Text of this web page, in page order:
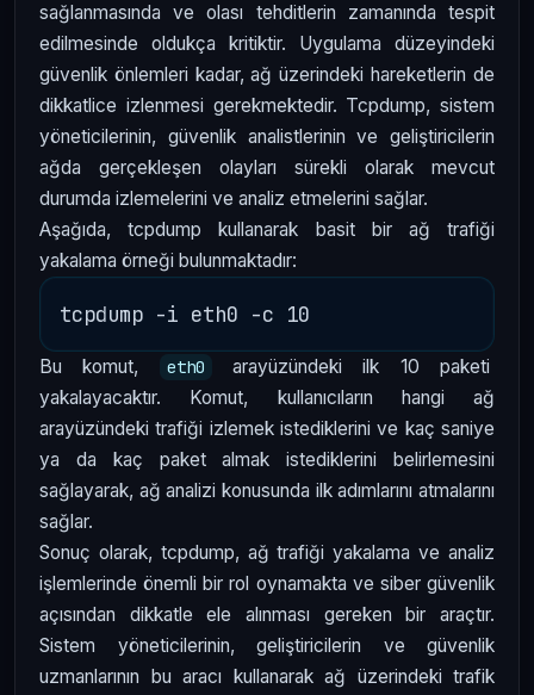
sağlanmasında ve olası tehditlerin zamanında tespit
edilmesinde oldukça kritiktir. Uygulama düzeyindeki
güvenlik önlemleri kadar, ağ üzerindeki hareketlerin de
dikkatlice izlenmesi gerekmektedir. Tcpdump, sistem
yöneticilerinin, güvenlik analistlerinin ve geliştiricilerin
ağda gerçekleşen olayları sürekli olarak mevcut
durumda izlemelerini ve analiz etmelerini sağlar.
Aşağıda, tcpdump kullanarak basit bir ağ trafiği
yakalama örneği bulunmaktadır:
Bu komut, eth0
arayüzündeki ilk 10 paketi
yakalayacaktır. Komut, kullanıcıların hangi ağ
arayüzündeki trafiği izlemek istediklerini ve kaç saniye
ya da kaç paket almak istediklerini belirlemesini
sağlayarak, ağ analizi konusunda ilk adımlarını atmalarını
sağlar.
Sonuç olarak, tcpdump, ağ trafiği yakalama ve analiz
işlemlerinde önemli bir rol oynamakta ve siber güvenlik
açısından dikkatle ele alınması gereken bir araçtır.
Sistem yöneticilerinin, geliştiricilerin ve güvenlik
uzmanlarının bu aracı kullanarak ağ üzerindeki trafik